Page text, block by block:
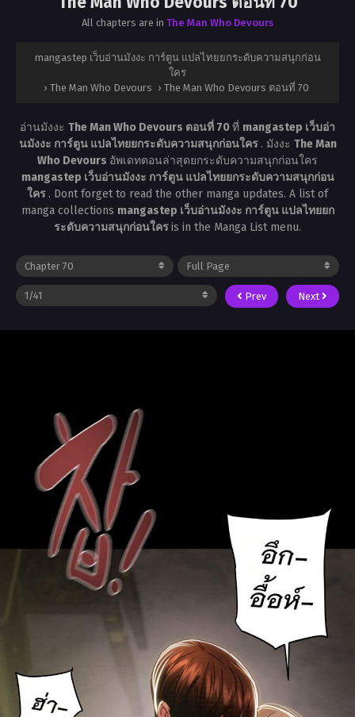
All chapters are in The Man Who Devours
mangastep เว็บอ่านมังงะ การ์ตูน แปลไทยยกระดับความสนุกก่อน
ใคร
› The Man Who Devours › The Man Who Devours ตอนที่ 70
อ่านมังงะ The Man Who Devours ตอนที่ 70ที่ mangastep เว็บอ่า
นมังงะ การ์ตูน แปลไทยยกระดับความสนุกก่อนใคร . มังงะ The Man
Who Devours อัพเดทตอนล่าสุดยกระดับความสนุกก่อนใคร
mangastep เว็บอ่านมังงะ การ์ตูน แปลไทยยกระดับความสนุกก่อน
ใคร . Dont forget to read the other manga updates. A list of
manga collections mangastep เว็บอ่านมังงะ การ์ตูน แปลไทยยก
ระดับความสนุกก่อนใครis in the Manga List menu.
Prev Next